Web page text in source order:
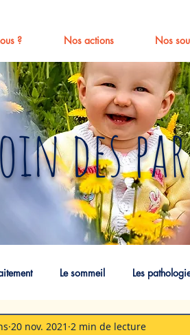
? Nos actions Nos
des
Le sommeil Les
Le développement psychomoteur
20 nov. 2021 2 min de lecture